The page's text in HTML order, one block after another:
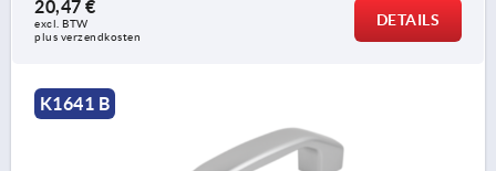
20,47 €
excl. BTW
plus verzendkosten
DETAILS
K1641 B